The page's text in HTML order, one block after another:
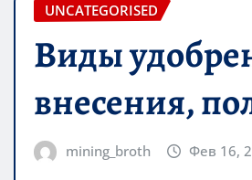
UNCATEGORISED
Виды
внесения,
mining_broth Фев 16,